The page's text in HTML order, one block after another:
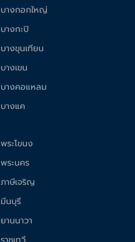
บางกอกใหญ่
บางกะปิ
บางขุนเทียน
บางเขน
บางคอแหลม
บางแค
พระโขนง
พระนคร
ภาษีเจริญ
มีนบุรี
ยานนาวา
ราชเทวี